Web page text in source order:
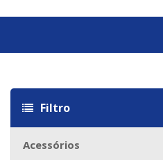
Filtro
Acessórios